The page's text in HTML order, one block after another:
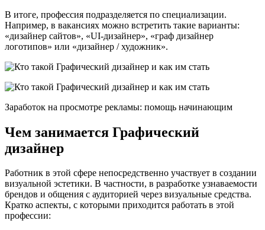
В итоге, профессия подразделяется по специализации.
Например, в вакансиях можно встретить такие варианты:
«дизайнер сайтов», «UI-дизайнер», «граф дизайнер
логотипов» или «дизайнер / художник».
Заработок на просмотре рекламы: помощь начинающим
Чем занимается Графический
дизайнер
Работник в этой сфере непосредственно участвует в создании
визуальной эстетики. В частности, в разработке узнаваемости
брендов и общения с аудиторией через визуальные средства.
Кратко аспекты, с которыми приходится работать в этой
профессии: